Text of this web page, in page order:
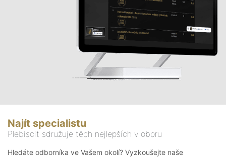
Najít specialistu
Plebiscit sdružuje těch nejlepších v oboru
Hledáte odborníka ve Vašem okolí? Vyzkoušejte naše